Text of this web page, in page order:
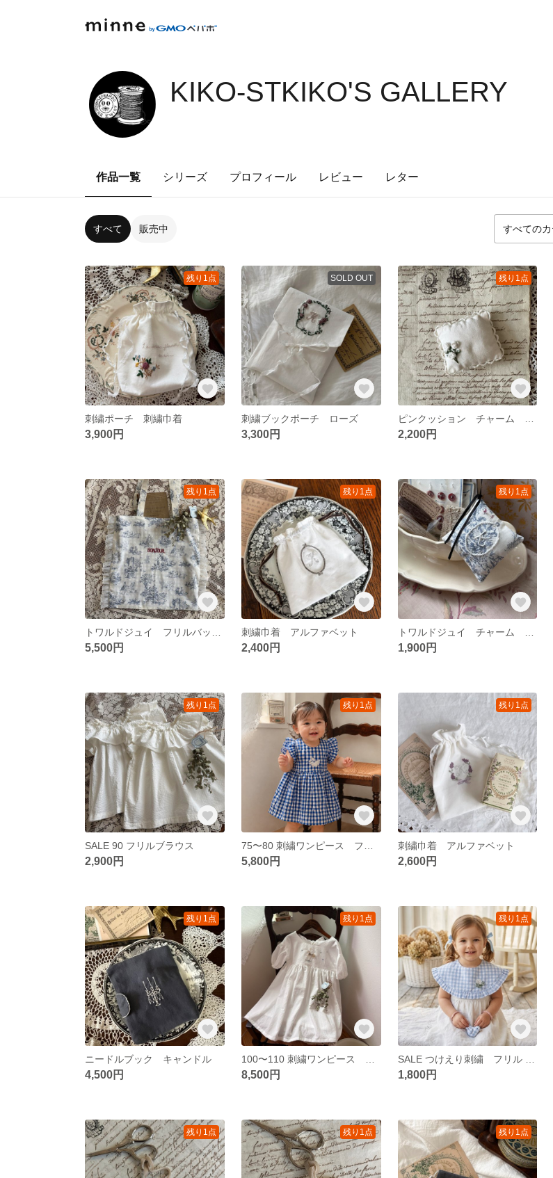
KIKO-STKIKO'S GALLERY
作品一覧 シリーズ プロフィール レビュー レター
すべて 販売中
残り1点
刺繍ポーチ 刺繍巾着
3,900円
SOLD OUT
刺繍ブックポーチ ローズ
3,300円
残り1点
2,200円
残り1点
5,500円
残り1点
刺繍巾着 アルファベット
2,400円
残り1点
1,900円
残り1点
SALE 90 フリルブラウス
2,900円
残り1点
5,800円
残り1点
刺繍巾着 アルファベット
2,600円
残り1点
ニードルブック キャンドル
4,500円
残り1点
8,500円
残り1点
1,800円
残り1点 残り1点 残り1点